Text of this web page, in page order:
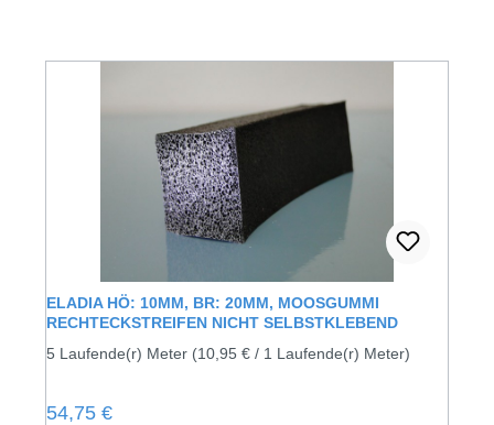
ELADIA HÖ: 10MM, BR: 20MM, MOOSGUMMI
RECHTECKSTREIFEN NICHT SELBSTKLEBEND
5 Laufende(r) Meter (10,95 € / 1 Laufende(r) Meter)
Regulärer Preis:
54,75 €